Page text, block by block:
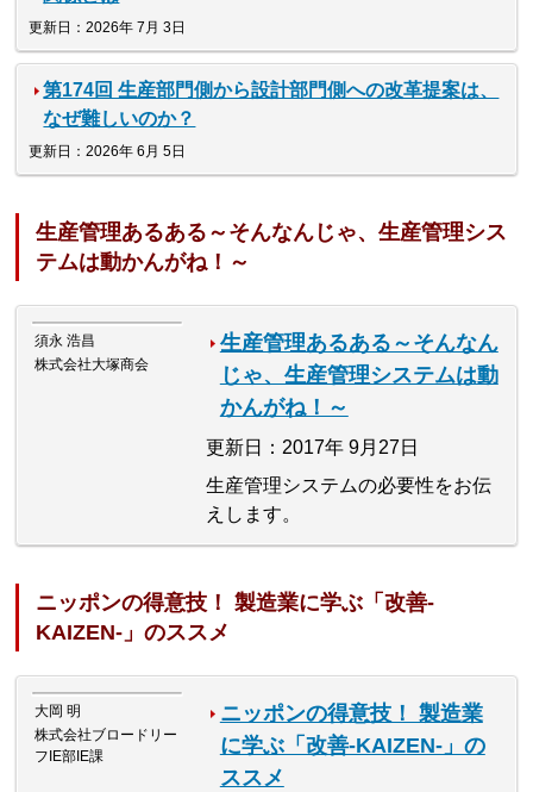
更新日：2026年 7月 3日
第174回 生産部門側から設計部門側への改革提案は、
なぜ難しいのか？
更新日：2026年 6月 5日
生産管理あるある～そんなんじゃ、生産管理シス
テムは動かんがね！～
生産管理あるある～そんなん
じゃ、生産管理システムは動
かんがね！～
更新日：2017年 9月27日
生産管理システムの必要性をお伝
えします。
須永 浩昌
株式会社大塚商会
ニッポンの得意技！ 製造業に学ぶ「改善-
KAIZEN-」のススメ
ニッポンの得意技！ 製造業
に学ぶ「改善-KAIZEN-」の
ススメ
大岡 明
株式会社ブロードリー
フIE部IE課